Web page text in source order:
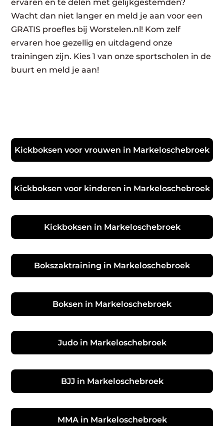
ervaren en te delen met gelijkgestemden?
Wacht dan niet langer en meld je aan voor een
GRATIS proefles bij Worstelen.nl! Kom zelf
ervaren hoe gezellig en uitdagend onze
trainingen zijn. Kies 1 van onze sportscholen in de
buurt en meld je aan!
Kickboksen voor vrouwen in Markeloschebroek
Kickboksen voor kinderen in Markeloschebroek
Kickboksen in Markeloschebroek
Bokszaktraining in Markeloschebroek
Boksen in Markeloschebroek
Judo in Markeloschebroek
BJJ in Markeloschebroek
MMA in Markeloschebroek